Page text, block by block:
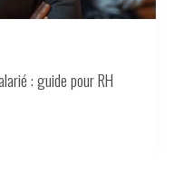
: guide pour RH